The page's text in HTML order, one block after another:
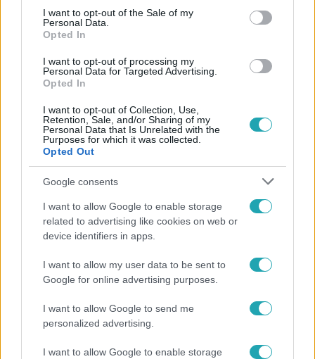
consent section.
I want to opt-out of the Sale of my
Personal Data.
Opted In
I want to opt-out of processing my
Personal Data for Targeted Advertising.
Opted In
I want to opt-out of Collection, Use,
Retention, Sale, and/or Sharing of my
Personal Data that Is Unrelated with the
Purposes for which it was collected.
Opted Out
Google consents
I want to allow Google to enable storage
related to advertising like cookies on web or
device identifiers in apps.
I want to allow my user data to be sent to
Google for online advertising purposes.
I want to allow Google to send me
personalized advertising.
I want to allow Google to enable storage
GASZTRONÓMIA
FŐZŐVERSENY #REALITY